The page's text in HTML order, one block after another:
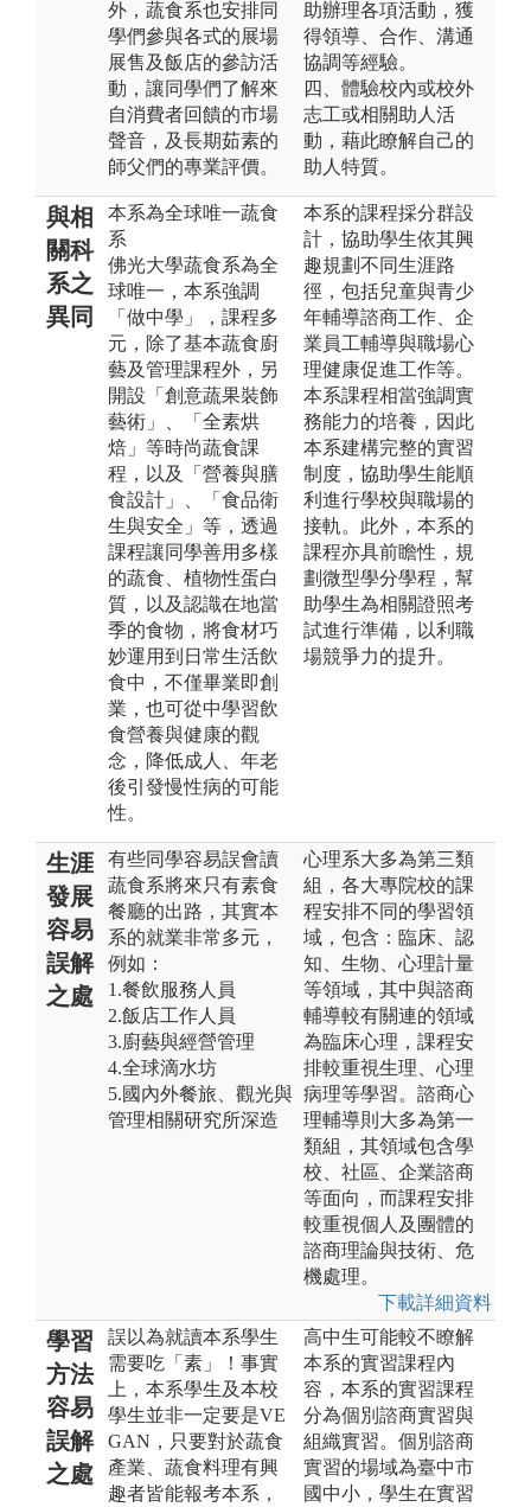
外，蔬食系也安排同
學們參與各式的展場
展售及飯店的參訪活
動，讓同學們了解來
自消費者回饋的市場
聲音，及長期茹素的
師父們的專業評價。
助辦理各項活動，獲
得領導、合作、溝通
協調等經驗。
四、體驗校內或校外
志工或相關助人活
動，藉此瞭解自己的
助人特質。
與相
關科
系之
異同
本系為全球唯一蔬食
系
佛光大學蔬食系為全
球唯一，本系強調
「做中學」，課程多
元，除了基本蔬食廚
藝及管理課程外，另
開設「創意蔬果裝飾
藝術」、「全素烘
焙」等時尚蔬食課
程，以及「營養與膳
食設計」、「食品衛
生與安全」等，透過
課程讓同學善用多樣
的蔬食、植物性蛋白
質，以及認識在地當
季的食物，將食材巧
妙運用到日常生活飲
食中，不僅畢業即創
業，也可從中學習飲
食營養與健康的觀
念，降低成人、年老
後引發慢性病的可能
性。
本系的課程採分群設
計，協助學生依其興
趣規劃不同生涯路
徑，包括兒童與青少
年輔導諮商工作、企
業員工輔導與職場心
理健康促進工作等。
本系課程相當強調實
務能力的培養，因此
本系建構完整的實習
制度，協助學生能順
利進行學校與職場的
接軌。此外，本系的
課程亦具前瞻性，規
劃微型學分學程，幫
助學生為相關證照考
試進行準備，以利職
場競爭力的提升。
生涯
發展
容易
誤解
之處
有些同學容易誤會讀
蔬食系將來只有素食
餐廳的出路，其實本
系的就業非常多元，
例如：
1.餐飲服務人員
2.飯店工作人員
3.廚藝與經營管理
4.全球滴水坊
5.國內外餐旅、觀光與
管理相關研究所深造
心理系大多為第三類
組，各大專院校的課
程安排不同的學習領
域，包含：臨床、認
知、生物、心理計量
等領域，其中與諮商
輔導較有關連的領域
為臨床心理，課程安
排較重視生理、心理
病理等學習。諮商心
理輔導則大多為第一
類組，其領域包含學
校、社區、企業諮商
等面向，而課程安排
較重視個人及團體的
諮商理論與技術、危
機處理。
下載詳細資料
學習
方法
容易
誤解
之處
誤以為就讀本系學生
需要吃「素」！事實
上，本系學生及本校
學生並非一定要是VE
GAN，只要對於蔬食
產業、蔬食料理有興
趣者皆能報考本系，
高中生可能較不瞭解
本系的實習課程內
容，本系的實習課程
分為個別諮商實習與
組織實習。個別諮商
實習的場域為臺中市
國中小，學生在實習